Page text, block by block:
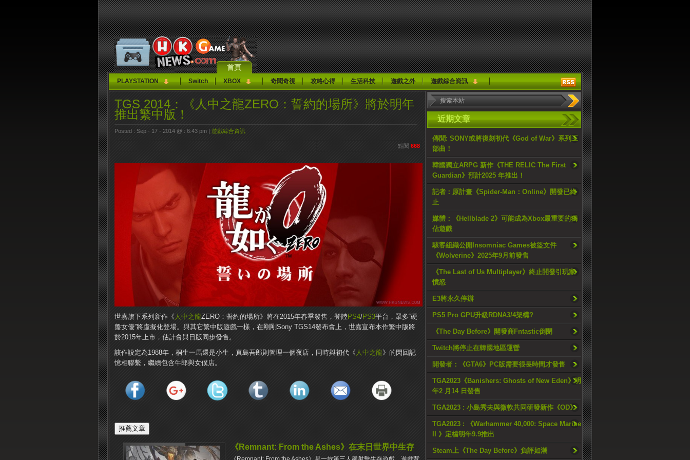
首頁
PLAYSTATION Switch XBOX 奇聞奇視 攻略心得 生活科技 遊戲之外 遊戲綜合資訊
近期文章
傳聞: SONY或將復刻初代《God of War》系列三
部曲！
韓國獨立ARPG 新作《THE RELIC The First
Guardian》預計2025 年推出！
記者：原計畫《Spider-Man：Online》開發已終
止
媒體：《Hellblade 2》可能成為Xbox最重要的獨
佔遊戲
駭客組織公開Insomniac Games被盜文件
《Wolverine》2025年9月前發售
《The Last of Us Multiplayer》終止開發引玩家
憤怒
E3將永久停辦
PS5 Pro GPU升級RDNA3/4架構?
《The Day Before》開發商Fntastic倒閉
Twitch將停止在韓國地區運營
開發者：《GTA6》PC版需要很長時間才發售
TGA2023《Banishers: Ghosts of New Eden》明
年2 月14 日發售
TGA2023 : 小島秀夫與微軟共同研發新作《OD》
TGA2023 : 《Warhammer 40,000: Space Marine
II 》定檔明年9.9推出
Steam上《The Day Before》負評如潮
TGS 2014：《人中之龍ZERO：誓約的場所》將於明年
推出繁中版！
Posted : Sep - 17 - 2014 @ : 6:43 pm | 遊戲綜合資訊
點閱 668
世嘉旗下系列新作《 人中之龍ZERO：誓約的場所》將在2015年春季發售，登陸PS4/PS3平台，眾多“硬
盤女優”將虛擬化登場。與其它繁中版遊戲一樣，在剛剛Sony TGS14發布會上，世嘉宣布本作繁中版將
於2015年上市，估計會與日版同步發售。
該作設定為1988年，桐生一馬還是小生，真島吾郎則管理一個夜店，同時與初代《 人中之龍》的閃回記
憶相聯繫，繼續包含牛郎與女僕店。
《Remnant: From the Ashes》在末日世界中生存